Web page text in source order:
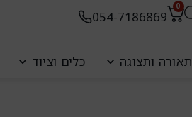
0
054-7186869
תאורה ותצוגה כלים וציוד